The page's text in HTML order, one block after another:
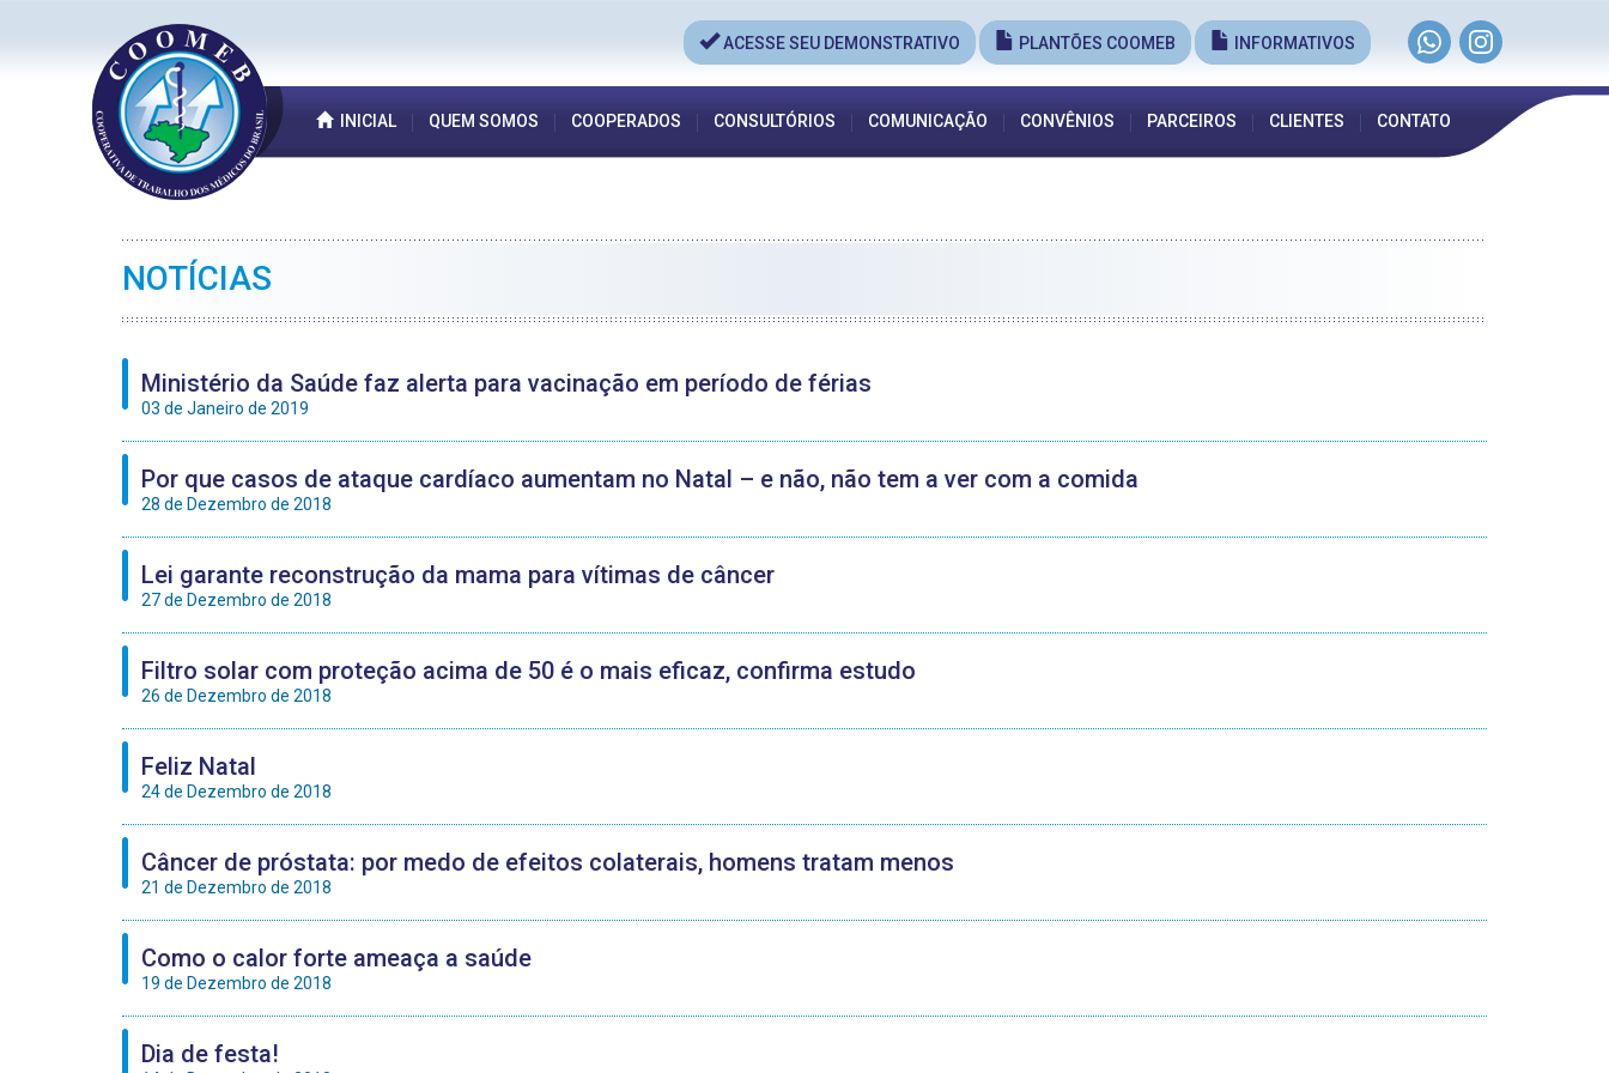
ACESSE SEU DEMONSTRATIVO PLANTÕES COOMEB INFORMATIVOS
INICIAL QUEM SOMOS COOPERADOS CONSULTÓRIOS COMUNICAÇÃO CONVÊNIOS PARCEIROS CLIENTES CONTATO
NOTÍCIAS
Ministério da Saúde faz alerta para vacinação em período de férias
03 de Janeiro de 2019
Por que casos de ataque cardíaco aumentam no Natal – e não, não tem a ver com a comida
28 de Dezembro de 2018
Lei garante reconstrução da mama para vítimas de câncer
27 de Dezembro de 2018
Filtro solar com proteção acima de 50 é o mais eficaz, confirma estudo
26 de Dezembro de 2018
Feliz Natal
24 de Dezembro de 2018
Câncer de próstata: por medo de efeitos colaterais, homens tratam menos
21 de Dezembro de 2018
Como o calor forte ameaça a saúde
19 de Dezembro de 2018
Dia de festa!